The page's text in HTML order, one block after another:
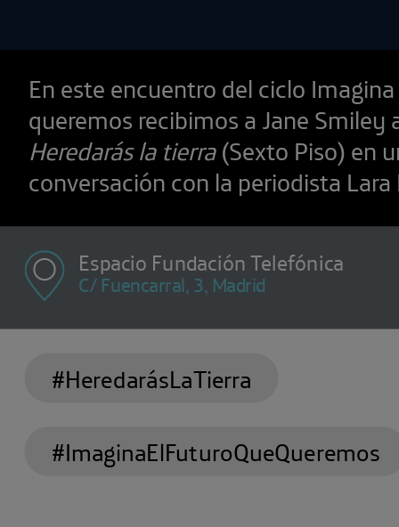
En este encuentro del ciclo
queremos recibimos a Jane Smiley
Heredarás la tierra(Sexto Piso) en
conversación con la periodista
Espacio Fundación Telefónica
C/ Fuencarral, 3, Madrid
#HeredarásLaTierra
#ImaginaElFuturoQueQueremos